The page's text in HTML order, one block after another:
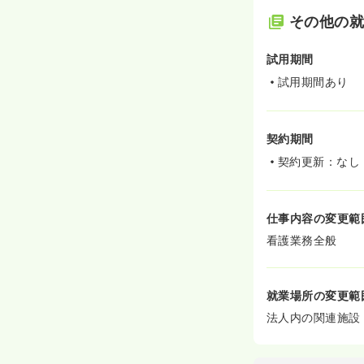
その他の
試用期間
試用期間あり
契約期間
契約更新：なし
仕事内容の変更範
看護業務全般
就業場所の変更範
法人内の関連施設